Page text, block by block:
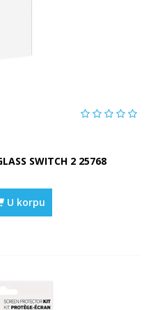
SWITCH 2 25768
U korpu